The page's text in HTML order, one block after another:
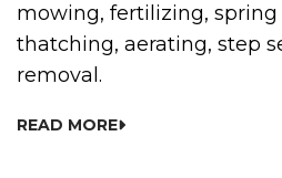
mowing, fertilizing, spring
thatching, aerating, step
removal.
READ MORE